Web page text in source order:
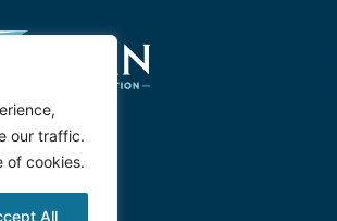
our traffic.
of cookies.
All